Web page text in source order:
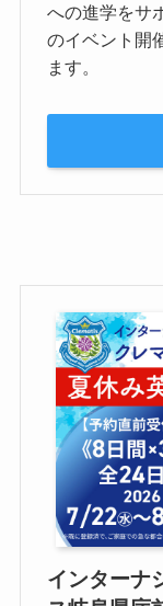
への進学をサ
のイベント開
ます。
インターナ